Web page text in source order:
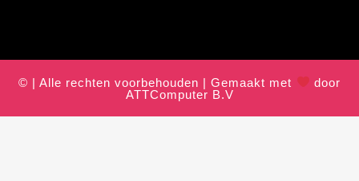
© | Alle rechten voorbehouden | Gemaakt met
door
ATTComputer B.V